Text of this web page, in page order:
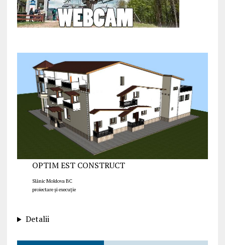
OPTIM EST CONSTRUCT
Slănic Moldova BC
proiectare și execuție
Detalii